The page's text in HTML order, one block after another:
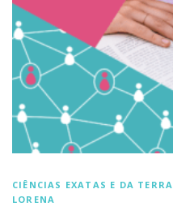
CIÊNCIAS EXATAS E DA TERRA
LORENA